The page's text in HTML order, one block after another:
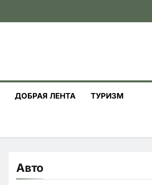
ДОБРАЯ ЛЕНТА ТУРИЗМ
Авто